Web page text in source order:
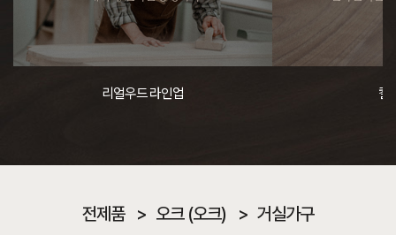
리얼우드 라인업 컬
전제품 > 오크 (오크) > 거실가구